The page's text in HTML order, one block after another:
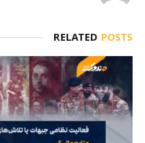
RELATED POSTS